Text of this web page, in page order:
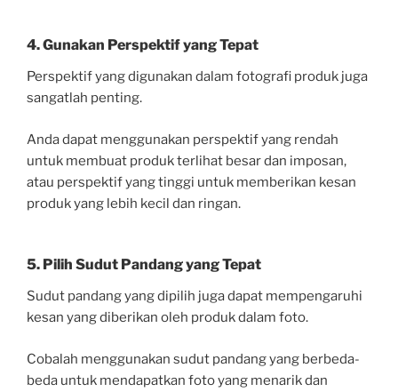
4. Gunakan Perspektif yang Tepat
Perspektif yang digunakan dalam fotografi produk juga
sangatlah penting.
Anda dapat menggunakan perspektif yang rendah
untuk membuat produk terlihat besar dan imposan,
atau perspektif yang tinggi untuk memberikan kesan
produk yang lebih kecil dan ringan.
5. Pilih Sudut Pandang yang Tepat
Sudut pandang yang dipilih juga dapat mempengaruhi
kesan yang diberikan oleh produk dalam foto.
Cobalah menggunakan sudut pandang yang berbeda-
beda untuk mendapatkan foto yang menarik dan